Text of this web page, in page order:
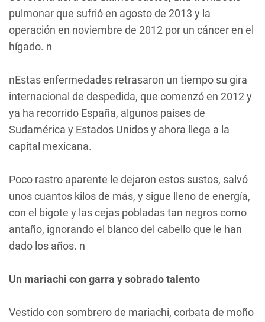
pulmonar que sufrió en agosto de 2013 y la
operación en noviembre de 2012 por un cáncer en el
hígado. n
nEstas enfermedades retrasaron un tiempo su gira
internacional de despedida, que comenzó en 2012 y
ya ha recorrido España, algunos países de
Sudamérica y Estados Unidos y ahora llega a la
capital mexicana.
Poco rastro aparente le dejaron estos sustos, salvó
unos cuantos kilos de más, y sigue lleno de energía,
con el bigote y las cejas pobladas tan negros como
antaño, ignorando el blanco del cabello que le han
dado los años. n
Un mariachi con garra y sobrado talento
Vestido con sombrero de mariachi, corbata de moño